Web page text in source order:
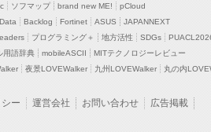
ソフマップ brand new ME!
pCloud
Backlog Fortinet ASUS
JAPANNEXT
プログラミング＋ 地方活性 SDGs
用語辞典 mobileASCII
MITテクノロジーレビュー
夜景LOVEWalker 九州LOVEWalker 丸の内
ー 運営会社 お問い合わせ 広告掲載